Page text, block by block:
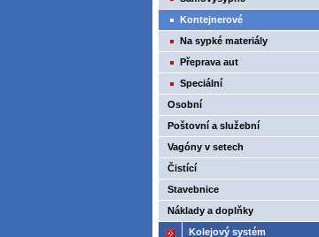
Kontejnerové
Na sypké materiály
Přeprava aut
Speciální
Osobní
Poštovní a služební
Vagóny v setech
Čistící
Stavebnice
Náklady a doplňky
Kolejový systém